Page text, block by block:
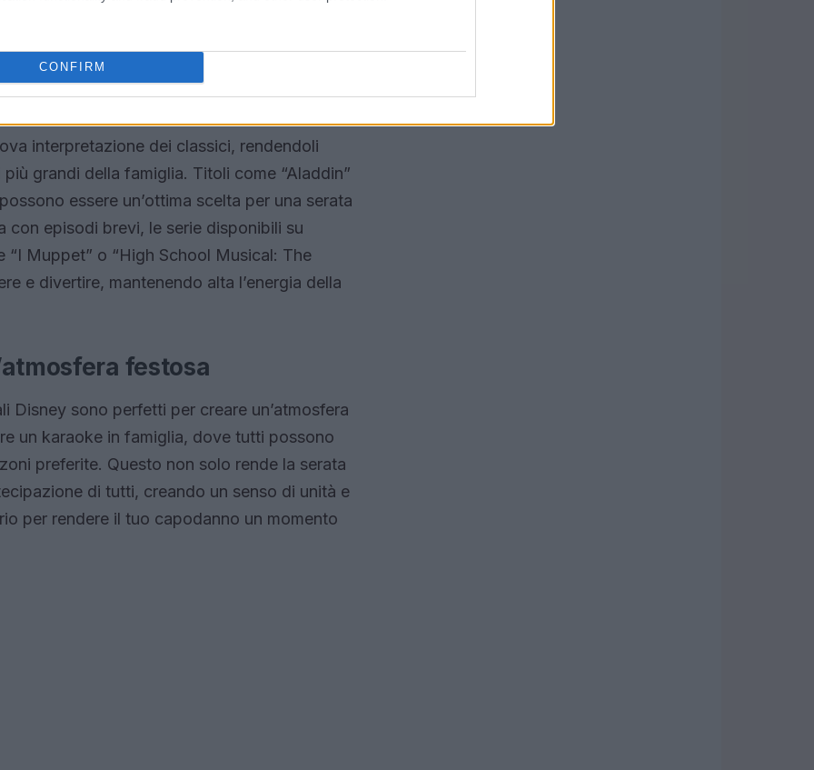
CONFIRM
più interattiva, ma crea anche ricordi preziosi
i gusti
interpretazione dei classici, rendendoli
grandi della famiglia. Titoli come “Aladdin”
essere un’ottima scelta per una serata
con episodi brevi, le serie disponibili su
“I Muppet” o “High School Musical: The
e divertire, mantenendo alta l’energia della
festosa
Disney sono perfetti per creare un’atmosfera
un karaoke in famiglia, dove tutti possono
preferite. Questo non solo rende la serata
di tutti, creando un senso di unità e
per rendere il tuo capodanno un momento